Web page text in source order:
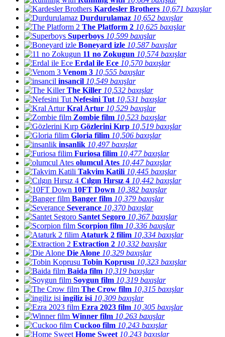
Kardesler Brothers 10,671 baxışlar
Durdurulamaz 10,652 baxışlar
The Platform 2 10,625 baxışlar
Superboys 10,599 baxışlar
Boneyard izle 10,587 baxışlar
11 no Zokugun 10,574 baxışlar
Erdal ile Ece 10,570 baxışlar
Venom 3 10,555 baxışlar
insancil 10,549 baxışlar
The Killer 10,532 baxışlar
Nefesini Tut 10,531 baxışlar
Kral Artur 10,529 baxışlar
Zombie film 10,523 baxışlar
Gözlerini Kırp 10,519 baxışlar
Gloria filim 10,506 baxışlar
insanlik 10,497 baxışlar
Furiosa filim 10,477 baxışlar
olumcul Ates 10,447 baxışlar
Takvim Katili 10,445 baxışlar
Cılgın Hırsız 4 10,442 baxışlar
10FT Down 10,382 baxışlar
Banger film 10,379 baxışlar
Severance 10,370 baxışlar
Santet Segoro 10,367 baxışlar
Scorpion film 10,336 baxışlar
Ataturk 2 filim 10,334 baxışlar
Extraction 2 10,332 baxışlar
Die Alone 10,329 baxışlar
Tobin Koprusu 10,323 baxışlar
Baida film 10,319 baxışlar
Soygun film 10,319 baxışlar
The Crow film 10,315 baxışlar
ingiliz isi 10,309 baxışlar
Ezra 2023 film 10,305 baxışlar
Winner film 10,263 baxışlar
Cuckoo film 10,243 baxışlar
Home Sweet 10,243 baxışlar